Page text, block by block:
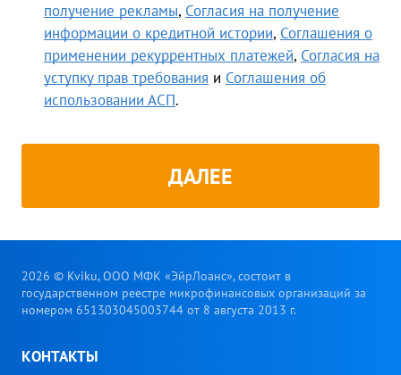
получение рекламы, Согласия на получение
информации о кредитной истории, Соглашения о
применении рекуррентных платежей, Согласия на
уступку прав требования и Соглашения об
использовании АСП.
ДАЛЕЕ
2026 © Kviku, ООО МФК «ЭйрЛоанс», состоит в
государственном реестре микрофинансовых организаций за
номером 651303045003744 от 8 августа 2013 г.
КОНТАКТЫ